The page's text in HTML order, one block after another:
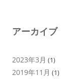
アーカイブ
2023年3月 (1)
2019年11月 (1)